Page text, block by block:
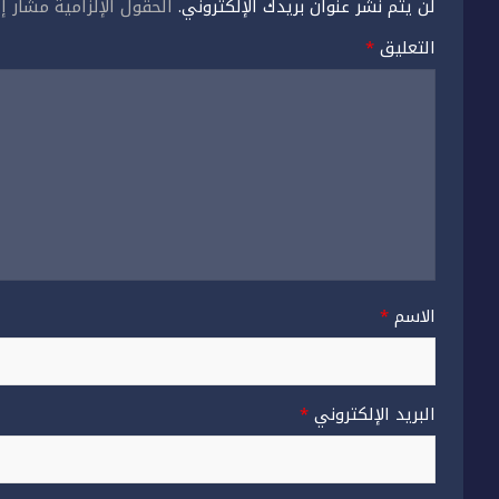
لن يتم نشر عنوان بريدك الإلكتروني. الحقول الإلزامية مشار
التعليق*
الاسم*
البريد الإلكتروني*